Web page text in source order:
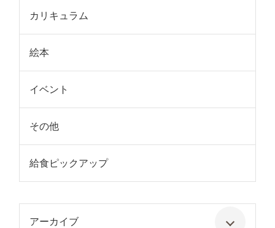
カリキュラム
絵本
イベント
その他
給食ピックアップ
アーカイブ